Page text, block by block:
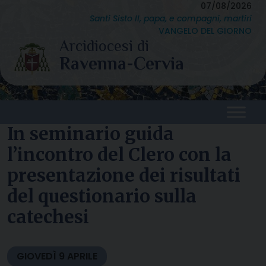
content
07/08/2026
Santi Sisto II, papa, e compagni, martiri
VANGELO DEL GIORNO
In seminario guida
l’incontro del Clero con la
presentazione dei risultati
del questionario sulla
catechesi
GIOVEDÌ 9 APRILE